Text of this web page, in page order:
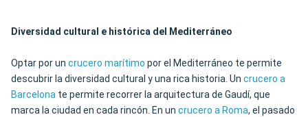
Diversidad cultural e histórica del Mediterráneo
Optar por un crucero marítimo por el Mediterráneo te permite
descubrir la diversidad cultural y una rica historia. Un crucero a
Barcelona te permite recorrer la arquitectura de Gaudí, que
marca la ciudad en cada rincón. En un crucero a Roma, el pasado